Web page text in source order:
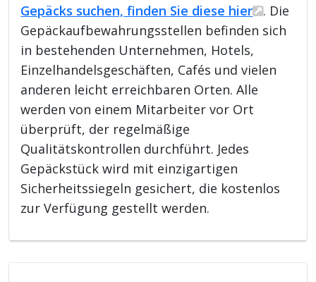
Gepäcks suchen, finden Sie diese hier
. Die
Gepäckaufbewahrungsstellen befinden sich
in bestehenden Unternehmen, Hotels,
Einzelhandelsgeschäften, Cafés und vielen
anderen leicht erreichbaren Orten. Alle
werden von einem Mitarbeiter vor Ort
überprüft, der regelmäßige
Qualitätskontrollen durchführt. Jedes
Gepäckstück wird mit einzigartigen
Sicherheitssiegeln gesichert, die kostenlos
zur Verfügung gestellt werden.